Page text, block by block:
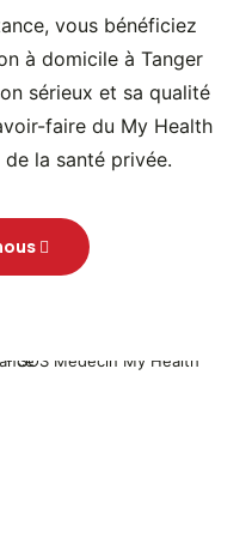
vous bénéficiez
à domicile à Tanger
sérieux et sa qualité
faire du My Health
la santé privée.